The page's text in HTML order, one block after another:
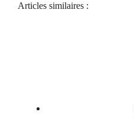
Articles similaires :